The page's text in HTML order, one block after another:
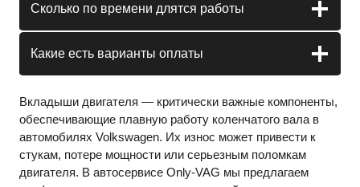
Сколько по времени длятся работы
Какие есть варианты оплаты
Вкладыши двигателя — критически важные компоненты,
обеспечивающие плавную работу коленчатого вала в
автомобилях Volkswagen. Их износ может привести к
стукам, потере мощности или серьезным поломкам
двигателя. В автосервисе Only-VAG мы предлагаем